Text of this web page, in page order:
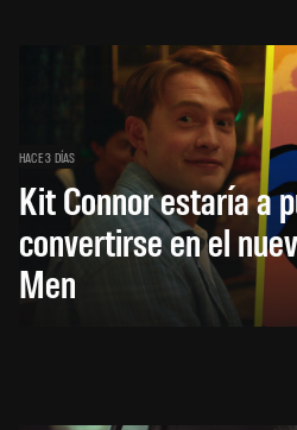
HACE 3 DÍAS
Kit Connor estaría a
convertirse en el
Men